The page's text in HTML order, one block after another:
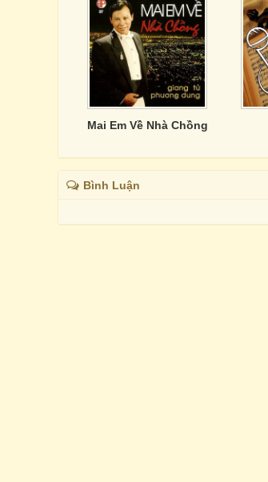
Mai Em Về Nhà Chồng
Bình Luận